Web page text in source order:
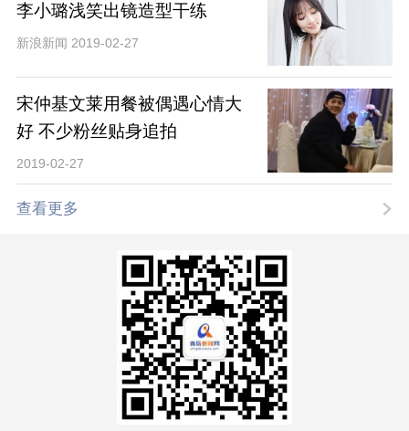
李小璐浅笑出镜造型干练
新浪新闻 2019-02-27
宋仲基文莱用餐被偶遇心情大
好 不少粉丝贴身追拍
2019-02-27
查看更多